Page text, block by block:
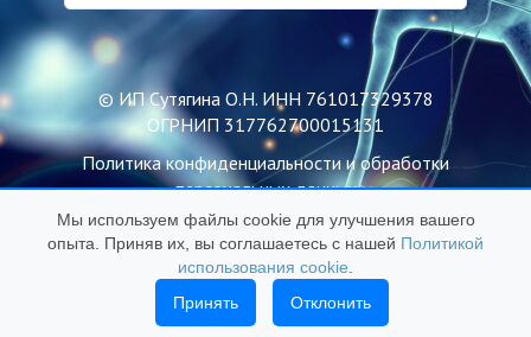
© ИП Сутягина О.Н. ИНН 761017329378
ОГРНИП 317762700015131
Политика конфиденциальности и обработки
персональных данных
Пользовательское соглашение
Публичная оферта
Политика использования файлов Cookie
Мы используем файлы cookie для улучшения вашего
опыта. Приняв их, вы соглашаетесь с нашей Политикой
использования cookie
Принять
Отклонить